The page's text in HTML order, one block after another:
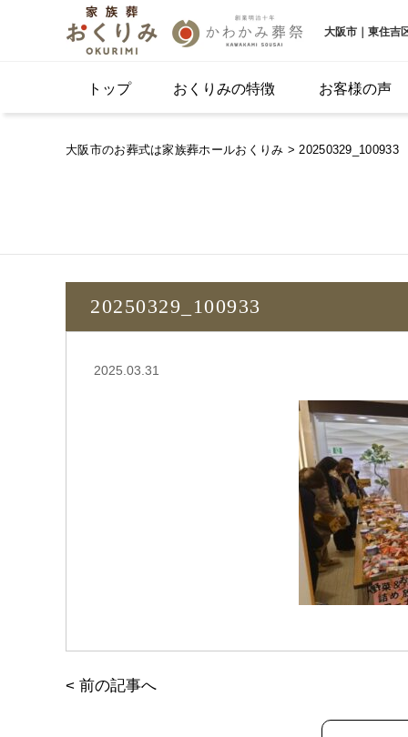
大阪市｜東住吉
トップ おくりみの特徴 お客様の声
大阪市のお葬式は家族葬ホールおくりみ > 20250329_100933
20250329_100933
2025.03.31
< 前の記事へ